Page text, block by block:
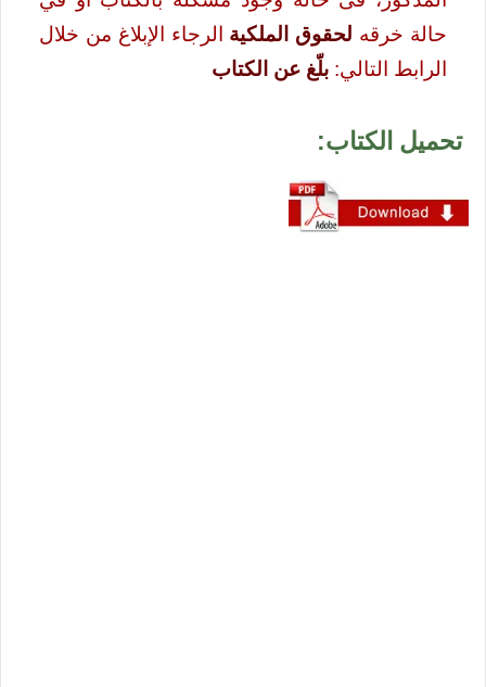
حالة خرقه لحقوق الملكية الرجاء الإبلاغ من خلال
الرابط التالي: بلّغ عن الكتاب
تحميل الكتاب: